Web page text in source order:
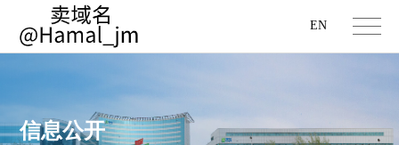
EN
信息公开